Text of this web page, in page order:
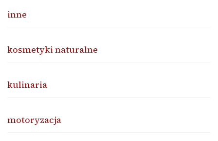
inne
kosmetyki naturalne
kulinaria
motoryzacja